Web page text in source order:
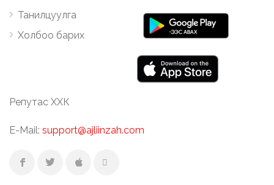
Танилцуулга
Холбоо барих
Репутас ХХК
E-Mail: support@ajliinzah.com